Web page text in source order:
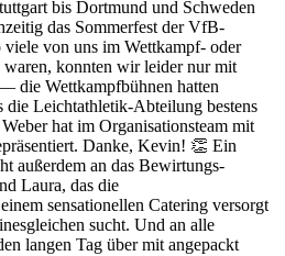
bis Dortmund und Schweden
das Sommerfest der VfB-
von uns im Wettkampf- oder
konnten wir leider nur mit
die Wettkampfbühnen hatten
die Leichtathletik-Abteilung bestens
hat im Organisationsteam mit
Danke, Kevin! 👏 Ein
außerdem an das Bewirtungs-
Laura, das die
sensationellen Catering versorgt
sucht. Und an alle
langen Tag über mit angepackt